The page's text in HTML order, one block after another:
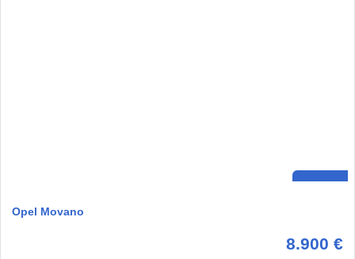
Opel Movano
8.900 €